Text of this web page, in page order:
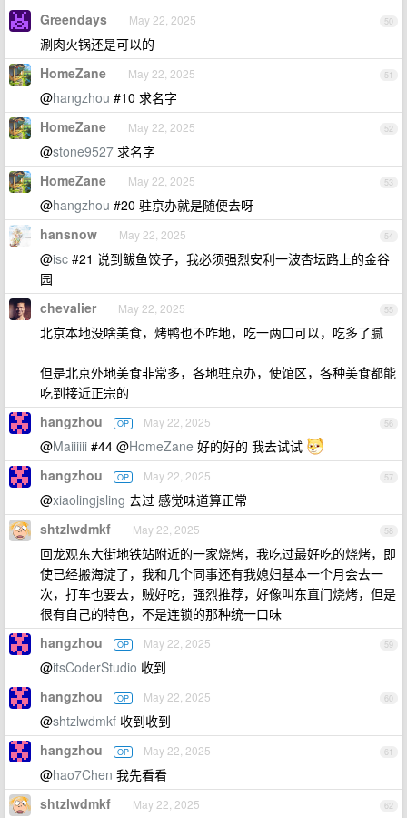
50
Greendays May 22, 2025
涮肉火锅还是可以的
51
HomeZane May 22, 2025
@hangzhou #10 求名字
52
HomeZane May 22, 2025
@stone9527 求名字
53
HomeZane May 22, 2025
@hangzhou #20 驻京办就是随便去呀
54
hansnow May 22, 2025
@isc #21 说到鲅鱼饺子，我必须强烈安利一波杏坛路上的金谷
园
55
chevalier May 22, 2025
北京本地没啥美食，烤鸭也不咋地，吃一两口可以，吃多了腻
但是北京外地美食非常多，各地驻京办，使馆区，各种美食都能
吃到接近正宗的
56
hangzhou OP May 22, 2025
@Maiiiiii #44 @HomeZane 好的好的 我去试试
57
hangzhou OP May 22, 2025
@xiaolingjsling 去过 感觉味道算正常
58
shtzlwdmkf May 22, 2025
回龙观东大街地铁站附近的一家烧烤，我吃过最好吃的烧烤，即
使已经搬海淀了，我和几个同事还有我媳妇基本一个月会去一
次，打车也要去，贼好吃，强烈推荐，好像叫东直门烧烤，但是
很有自己的特色，不是连锁的那种统一口味
59
hangzhou OP May 22, 2025
@itsCoderStudio 收到
60
hangzhou OP May 22, 2025
@shtzlwdmkf 收到收到
61
hangzhou OP May 22, 2025
@hao7Chen 我先看看
62
shtzlwdmkf May 22, 2025